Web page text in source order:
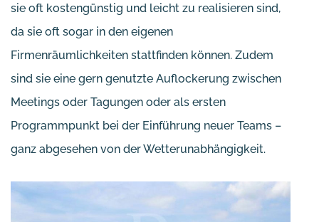
sie oft kostengünstig und leicht zu realisieren sind,
da sie oft sogar in den eigenen
Firmenräumlichkeiten stattfinden können. Zudem
sind sie eine gern genutzte Auflockerung zwischen
Meetings oder Tagungen oder als ersten
Programmpunkt bei der Einführung neuer Teams –
ganz abgesehen von der Wetterunabhängigkeit.